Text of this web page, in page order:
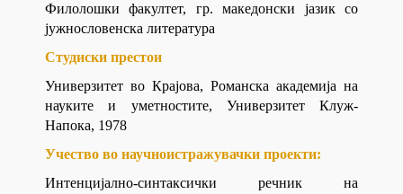
Филолошки факултет, гр. македонски јазик со
јужнословенска литература
Студиски престои
Универзитет во Крајова, Романска академија на
науките и уметностите, Универзитет Клуж-
Напока, 1978
Учество во научноистражувачки проекти:
Интенцијално-синтаксички речник на